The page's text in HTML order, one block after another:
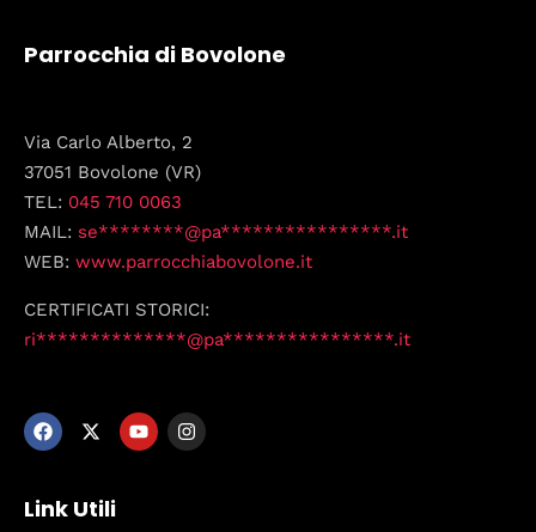
Parrocchia di Bovolone
Via Carlo Alberto, 2
37051 Bovolone (VR)
TEL: 045 710 0063
MAIL: se********@pa****************.it
WEB: www.parrocchiabovolone.it
CERTIFICATI STORICI:
ri**************@pa****************.it
Link Utili